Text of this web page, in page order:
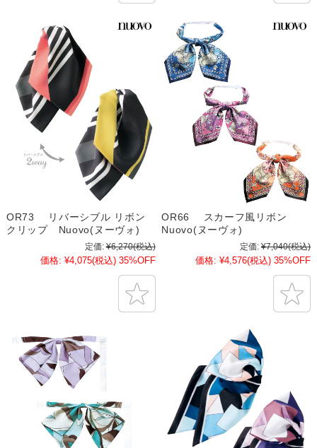
OR73 リバーシブル リボン
クリップ Nuovo(ヌーヴォ)
定価: ¥6,270(税込)
価格: ¥4,075(税込) 35%OFF
OR66 スカーフ風リボン
Nuovo(ヌーヴォ)
定価: ¥7,040(税込)
価格: ¥4,576(税込) 35%OFF